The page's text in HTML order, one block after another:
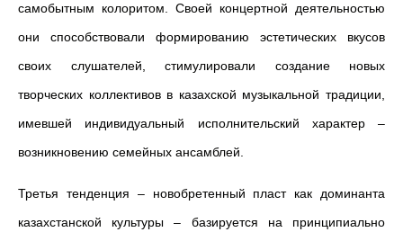
самобытным колоритом. Своей концертной деятельностью
они способствовали формированию эстетических вкусов
своих слушателей, стимулировали создание новых
творческих коллективов в казахской музыкальной традиции,
имевшей индивидуальный исполнительский характер –
возникновению семейных ансамблей.
Третья тенденция – новобретенный пласт как доминанта
казахстанской культуры – базируется на принципиально